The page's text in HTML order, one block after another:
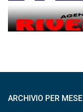
ARCHIVIO PER MESE